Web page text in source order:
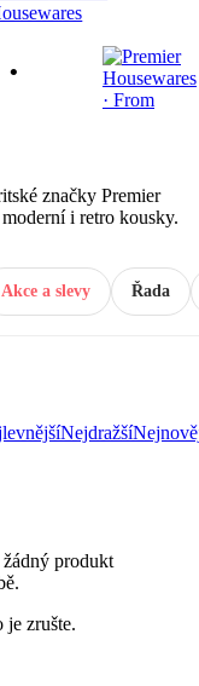
značky Premier
i retro kousky.
Akce a slevy Řada
Nejdražší
žádný produkt
je zrušte.